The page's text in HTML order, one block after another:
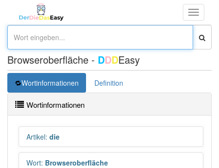
Toggle
Browseroberfläche - DDDEasy
Wortinformationen Definition
Wortinformationen
Artikel: die
Wort: Browseroberfläche